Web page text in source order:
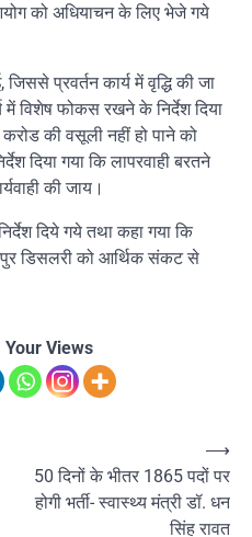
को अधियाचन के लिए भेजे गये
जिससे प्रवर्तन कार्य में वृद्धि की जा
विशेष फोकस रखने के निर्देश दिया
की वसूली नहीं हो पाने को
दिया गया कि लापरवाही बरतने
की जाय।
दिये गये तथा कहा गया कि
डिसलरी को आर्थिक संकट से
Your Views
50 दिनों के भीतर 1865 पदों पर
होगी भर्ती- स्वास्थ्य मंत्री डॉ. धन
सिंह रावत
⟶